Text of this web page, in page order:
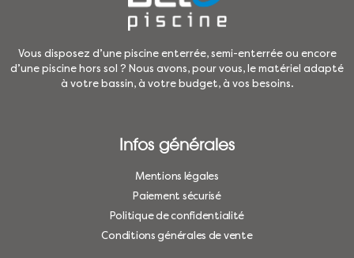
Vous disposez d’une piscine enterrée, semi-enterrée ou encore
d’une piscine hors sol ? Nous avons, pour vous, le matériel adapté
à votre bassin, à votre budget, à vos besoins.
Infos générales
Mentions légales
Paiement sécurisé
Politique de confidentialité
Conditions générales de vente